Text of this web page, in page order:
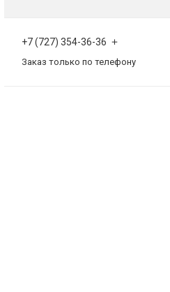
+7 (727) 354-36-36
Заказ только по телефону